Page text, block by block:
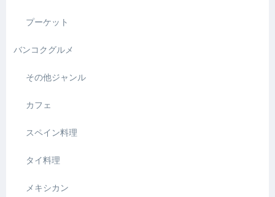
プーケット
バンコクグルメ
その他ジャンル
カフェ
スペイン料理
タイ料理
メキシカン